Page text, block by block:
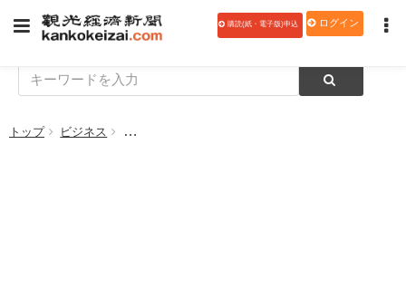
購読(紙・電子版)申込 ログイン
トップ ビジネス 【観光経済新聞チャンネル】温泉エッセイストの山